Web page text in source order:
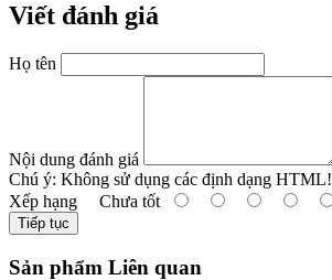
Viết đánh giá
Họ tên
Nội dung đánh giá
Chú ý: Không sử dụng các định dạng HTML!
Xếp hạng Chưa tốt
Tiếp tục
Sản phẩm Liên quan